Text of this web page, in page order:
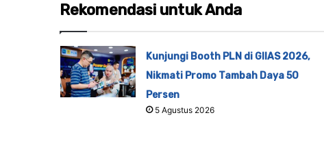
Rekomendasi untuk Anda
Kunjungi Booth PLN di GIIAS 2026,
Nikmati Promo Tambah Daya 50
Persen
5 Agustus 2026